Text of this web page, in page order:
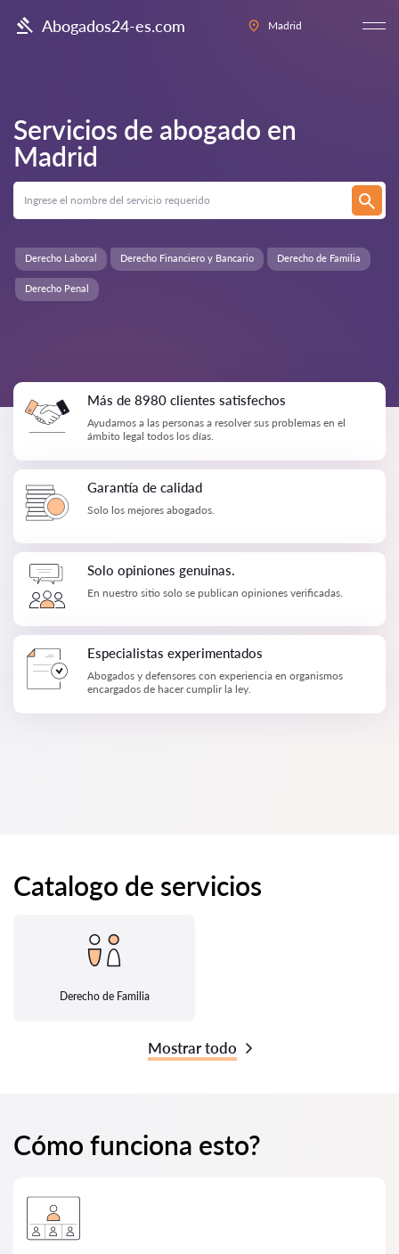
Abogados24-es.com Madrid
Servicios de abogado en
Madrid
Derecho Penal
Derecho Laboral Derecho Financiero y Bancario Derecho de Familia
Más de 8980 clientes satisfechos
Ayudamos a las personas a resolver sus problemas en el
ámbito legal todos los días.
Garantía de calidad
Solo los mejores abogados.
Solo opiniones genuinas.
En nuestro sitio solo se publican opiniones verificadas.
Especialistas experimentados
Abogados y defensores con experiencia en organismos
encargados de hacer cumplir la ley.
Catalogo de servicios
Derecho de Familia
Mostrar todo
Cómo funciona esto?